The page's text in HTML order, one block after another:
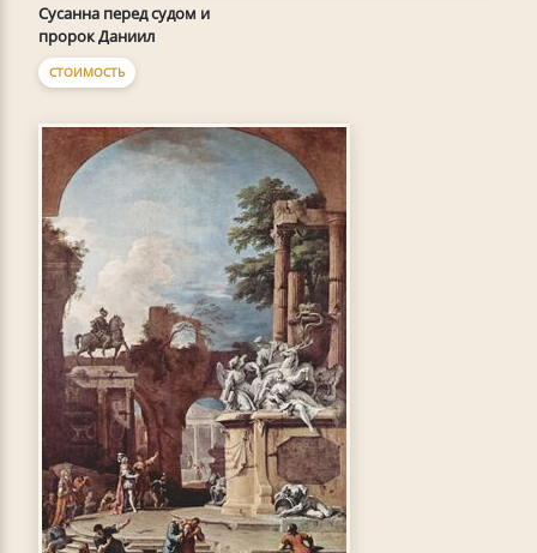
Сусанна перед судом и
пророк Даниил
СТОИМОСТЬ